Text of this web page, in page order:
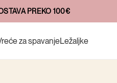
PREKO 100€
za spavanjeLežaljke